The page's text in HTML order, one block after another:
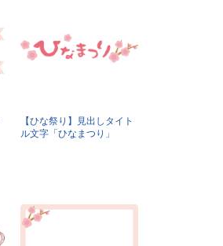
【ひな祭り】見出しタイト
ル文字「ひなまつり」